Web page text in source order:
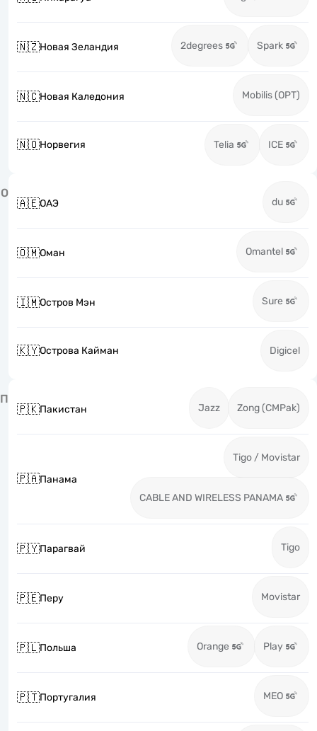
🇳🇿Новая Зеландия 2degrees Spark
🇳🇨Новая Каледония Mobilis (OPT)
🇳🇴Норвегия Telia ICE
О
🇦🇪ОАЭ du
🇴🇲Оман Omantel
🇮🇲Остров Мэн Sure
🇰🇾Острова Кайман Digicel
П
🇵🇰Пакистан Jazz Zong (CMPak)
🇵🇦Панама
Tigo / Movistar
CABLE AND WIRELESS PANAMA
🇵🇾Парагвай Tigo
🇵🇪Перу Movistar
🇵🇱Польша Orange Play
🇵🇹Португалия MEO